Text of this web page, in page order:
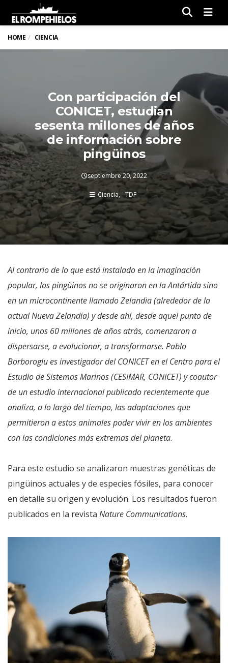
HOME CIENCIA
Con participación del
CONICET, estudian
sesenta millones de años
de información sobre
pingüinos
septiembre 20, 2022
Ciencia TDF
Al contrario de lo que está instalado en la imaginación
popular, los pingüinos no se originaron en la Antártida sino
en un microcontinente llamado Zelandia (alrededor de la
actual Nueva Zelandia) y desde ahí, desde aquel punto de
inicio, unos 60 millones de años atrás, comenzaron a
dispersarse, a evolucionar, a transformarse. Pablo
Borboroglu es investigador del CONICET en el Centro para el
Estudio de Sistemas Marinos (CESIMAR, CONICET) y coautor
de un estudio internacional publicado recientemente que
analiza, a lo largo del tiempo, las adaptaciones que
permitieron a estos animales poder vivir en los ambientes
con las condiciones más extremas del planeta.
Para este estudio se analizaron muestras genéticas de
pingüinos actuales y de especies fósiles, para conocer
en detalle su origen y evolución. Los resultados fueron
publicados en la revista Nature Communications.